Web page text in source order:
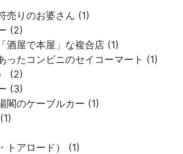
売りのお婆さん (1)
(2)
酒屋で本屋」な複合店 (1)
ったコンビニのセイコーマート (1)
(2)
(3)
閣のケーブルカー (1)
トアロード） (1)